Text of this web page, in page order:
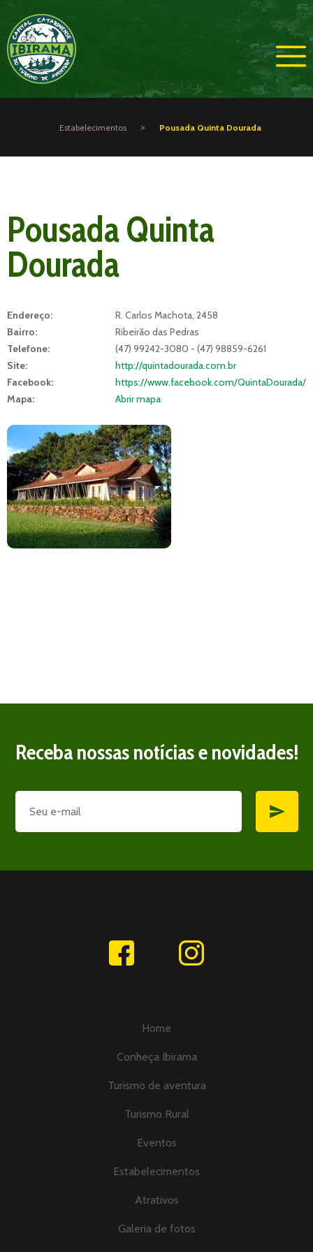
Estabelecimentos > Pousada Quinta Dourada
Pousada Quinta
Dourada
Endereço:
R. Carlos Machota, 2458
Bairro:
Ribeirão das Pedras
Telefone:
(47) 99242-3080 - (47) 98859-6261
Site:
http://quintadourada.com.br
Facebook:
https://www.facebook.com/QuintaDourada/
Mapa:
Abrir mapa
Receba nossas notícias e novidades!
Home
Conheça Ibirama
Turismo de aventura
Turismo Rural
Eventos
Estabelecimentos
Atrativos
Galeria de fotos